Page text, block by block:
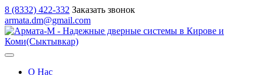
8 (8332) 422-332 Заказать звонок
armata.dm@gmail.com
О Нас